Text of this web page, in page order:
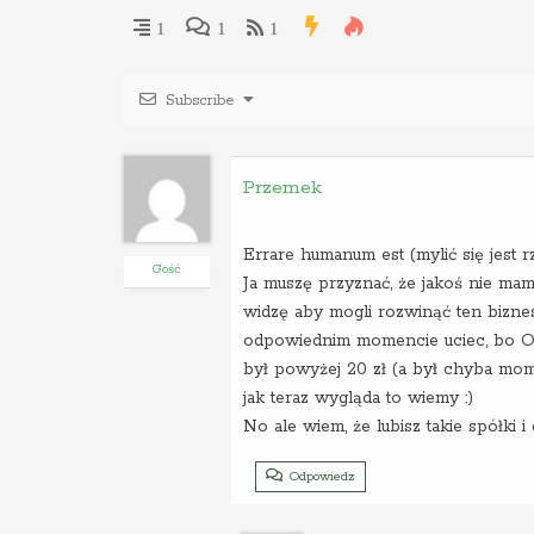
1 1 1
Subscribe
Gość
Przemek
Errare humanum est (mylić się jest
Ja muszę przyznać, że jakoś nie
widzę aby mogli rozwinąć ten
odpowiednim momencie uciec, bo
był powyżej 20 zł (a był chyba
jak teraz wygląda to wiemy :)
No ale wiem, że lubisz takie spółki
Odpowiedz